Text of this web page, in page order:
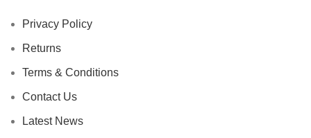
Privacy Policy
Returns
Terms & Conditions
Contact Us
Latest News